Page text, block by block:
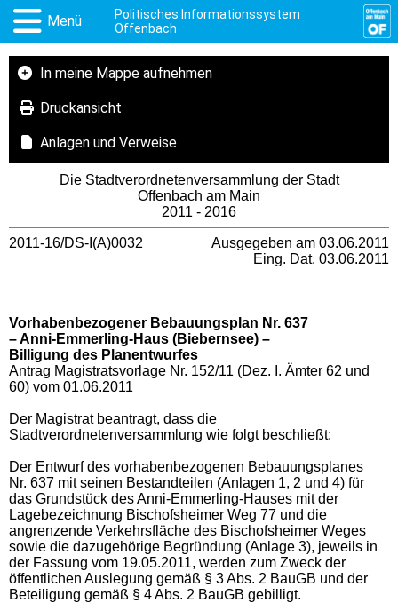
Menü
Politisches Informationssystem
Offenbach
In meine Mappe aufnehmen
Druckansicht
Anlagen und Verweise
Die Stadtverordnetenversammlung der Stadt
Offenbach am Main
2011 - 2016
2011-16/DS-I(A)0032
Ausgegeben am 03.06.2011
Eing. Dat. 03.06.2011
Vorhabenbezogener Bebauungsplan Nr. 637
– Anni-Emmerling-Haus (Biebernsee) –
Billigung des Planentwurfes
Antrag Magistratsvorlage Nr. 152/11 (Dez. I. Ämter 62 und
60) vom 01.06.2011
Der Magistrat beantragt, dass die
Stadtverordnetenversammlung wie folgt beschließt:
Der Entwurf des vorhabenbezogenen Bebauungsplanes
Nr. 637 mit seinen Bestandteilen (Anlagen 1, 2 und 4) für
das Grundstück des Anni-Emmerling-Hauses mit der
Lagebezeichnung Bischofsheimer Weg 77 und die
angrenzende Verkehrsfläche des Bischofsheimer Weges
sowie die dazugehörige Begründung (Anlage 3), jeweils in
der Fassung vom 19.05.2011, werden zum Zweck der
öffentlichen Auslegung gemäß § 3 Abs. 2 BauGB und der
Beteiligung gemäß § 4 Abs. 2 BauGB gebilligt.